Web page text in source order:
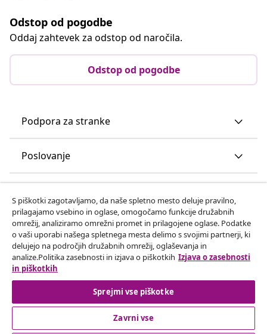
Odstop od pogodbe
Oddaj zahtevek za odstop od naročila.
Odstop od pogodbe
Podpora za stranke
Poslovanje
Odkrijte več
© 2008-2026 vidaXL Spletna stran www.vidaxl.si je last vidaXL
S piškotki zagotavljamo, da naše spletno mesto deluje pravilno,
prilagajamo vsebino in oglase, omogočamo funkcije družabnih
omrežij, analiziramo omrežni promet in prilagojene oglase. Podatke
o vaši uporabi našega spletnega mesta delimo s svojimi partnerji, ki
delujejo na področjih družabnih omrežij, oglaševanja in
analize.Politika zasebnosti in izjava o piškotkih Izjava o zasebnosti
in piškotkih
Sprejmi vse piškotke
Zavrni vse